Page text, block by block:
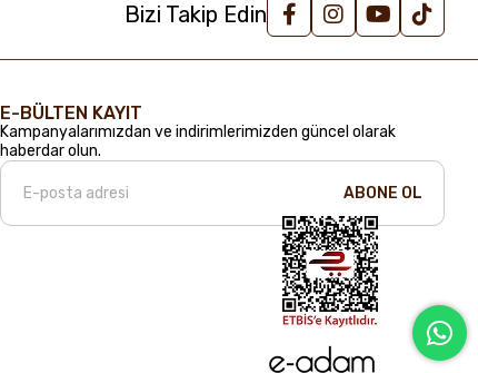
Bizi Takip Edin
E-BÜLTEN KAYIT
Kampanyalarımızdan ve indirimlerimizden güncel olarak
haberdar olun.
ABONE OL